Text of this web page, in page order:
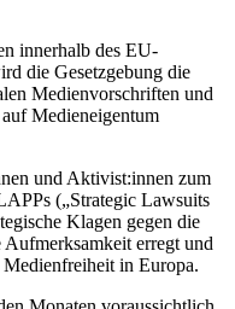
innerhalb des EU-
die Gesetzgebung die
Medienvorschriften und
Medieneigentum
und Aktivist:innen zum
(„Strategic Lawsuits
Klagen gegen die
erregt und
in Europa.